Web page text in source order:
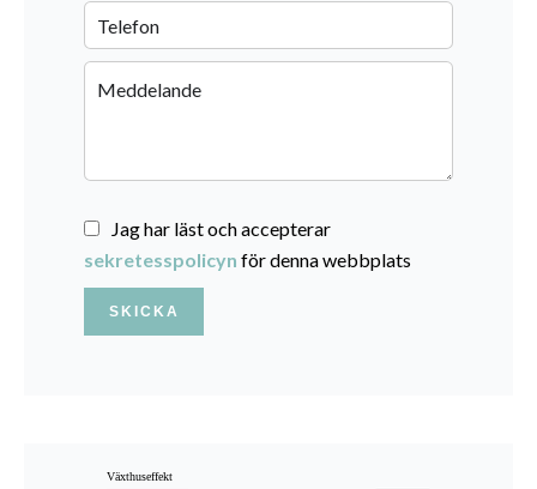
Jag har läst och accepterar
sekretesspolicyn för denna webbplats
SKICKA
Växthuseffekt